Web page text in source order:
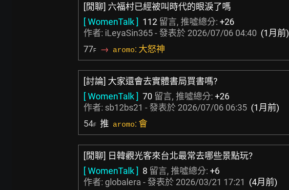
[閒聊] 六福村已經被叫時代的眼淚了嗎
[ WomenTalk ] 112 留言, 推噓總分: +26
作者: iLeyaSin365- 發表於 2026/07/06 04:40 (1月前)
77F → aromo: 大怒神
[討論] 大家還會去實體書局買書嗎?
[ WomenTalk ] 70 留言, 推噓總分: +26
作者: sb12bs21 - 發表於 2026/07/06 06:35 (1月前)
54F 推 aromo: 會
[閒聊] 日韓觀光客來台北最常去哪些景點玩?
[ WomenTalk ] 8 留言, 推噓總分: +6
作者: globalera - 發表於 2026/03/21 17:21 (4月前)